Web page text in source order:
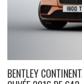
BENTLEY